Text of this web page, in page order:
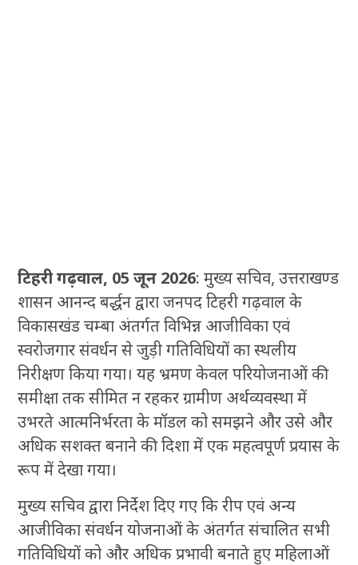
टिहरी गढ़वाल, 05 जून 2026: मुख्य सचिव, उत्तराखण्ड
शासन आनन्द बर्द्धन द्वारा जनपद टिहरी गढ़वाल के
विकासखंड चम्बा अंतर्गत विभिन्न आजीविका एवं
स्वरोजगार संवर्धन से जुड़ी गतिविधियों का स्थलीय
निरीक्षण किया गया। यह भ्रमण केवल परियोजनाओं की
समीक्षा तक सीमित न रहकर ग्रामीण अर्थव्यवस्था में
उभरते आत्मनिर्भरता के मॉडल को समझने और उसे और
अधिक सशक्त बनाने की दिशा में एक महत्वपूर्ण प्रयास के
रूप में देखा गया।
मुख्य सचिव द्वारा निर्देश दिए गए कि रीप एवं अन्य
आजीविका संवर्धन योजनाओं के अंतर्गत संचालित सभी
गतिविधियों को और अधिक प्रभावी बनाते हुए महिलाओं